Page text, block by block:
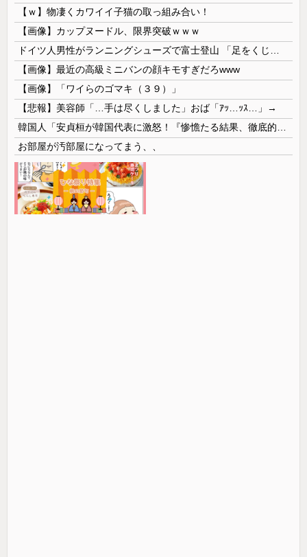
【ｗ】物凄くカワイイ子猫の取っ組み合い！
【画像】カップヌードル、限界突破ｗｗｗ
【画像】最近の高級ミニバンの顔キモすぎだろwww
【画像】「ワイらのゴマキ（３９）」
【悲報】美容師「…手は尽くしました」おば「ｱｯ…ｯｽ…」→
お部屋が汚部屋になってまう、、